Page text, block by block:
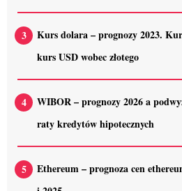
Kurs dolara – prognozy 2023.
kurs USD wobec złotego
WIBOR – prognozy 2026 a
raty kredytów hipotecznych
Ethereum – prognoza cen